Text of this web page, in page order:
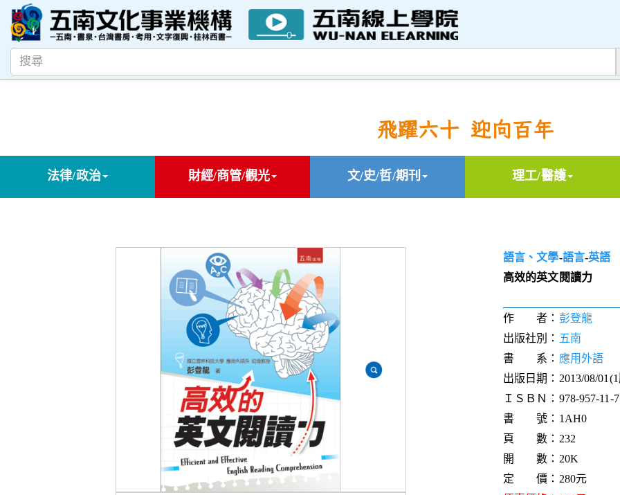
飛躍六十 迎向百年
法律/政治 財經/商管/觀光 文/史/哲/期刊 理工/醫護
語言、文學-語言-英語
高效的英文閱讀力
作 者： 彭登龍
出版社別： 五南
書 系： 應用外語
出版日期：2013/08/
ＩＳＢＮ：978-957-11-
書 號：1AH0
頁 數：232
開 數：20K
定 價：280元